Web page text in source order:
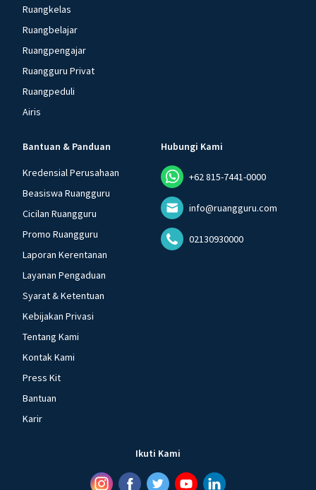
Ruangkelas
Ruangbelajar
Ruangpengajar
Ruangguru Privat
Ruangpeduli
Airis
Bantuan & Panduan
Kredensial Perusahaan
Beasiswa Ruangguru
Cicilan Ruangguru
Promo Ruangguru
Laporan Kerentanan
Layanan Pengaduan
Syarat & Ketentuan
Kebijakan Privasi
Tentang Kami
Kontak Kami
Press Kit
Bantuan
Karir
Hubungi Kami
+62 815-7441-0000
info@ruangguru.com
02130930000
Ikuti Kami